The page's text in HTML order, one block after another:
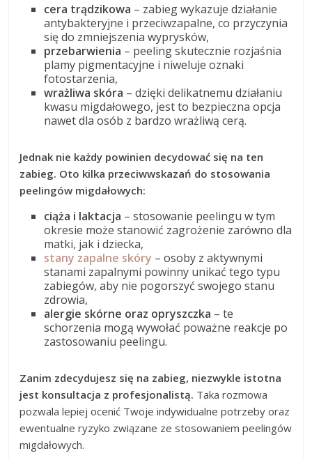
cera trądzikowa – zabieg wykazuje działanie
antybakteryjne i przeciwzapalne, co przyczynia
się do zmniejszenia wyprysków,
przebarwienia – peeling skutecznie rozjaśnia
plamy pigmentacyjne i niweluje oznaki
fotostarzenia,
wrażliwa skóra – dzięki delikatnemu działaniu
kwasu migdałowego, jest to bezpieczna opcja
nawet dla osób z bardzo wrażliwą cerą.
Jednak nie każdy powinien decydować się na ten
zabieg. Oto kilka przeciwwskazań do stosowania
peelingów migdałowych:
ciąża i laktacja – stosowanie peelingu w tym
okresie może stanowić zagrożenie zarówno dla
matki, jak i dziecka,
stany zapalne skóry – osoby z aktywnymi
stanami zapalnymi powinny unikać tego typu
zabiegów, aby nie pogorszyć swojego stanu
zdrowia,
alergie skórne oraz opryszczka – te
schorzenia mogą wywołać poważne reakcje po
zastosowaniu peelingu.
Zanim zdecydujesz się na zabieg, niezwykle istotna
jest konsultacja z profesjonalistą. Taka rozmowa
pozwala lepiej ocenić Twoje indywidualne potrzeby oraz
ewentualne ryzyko związane ze stosowaniem peelingów
migdałowych.